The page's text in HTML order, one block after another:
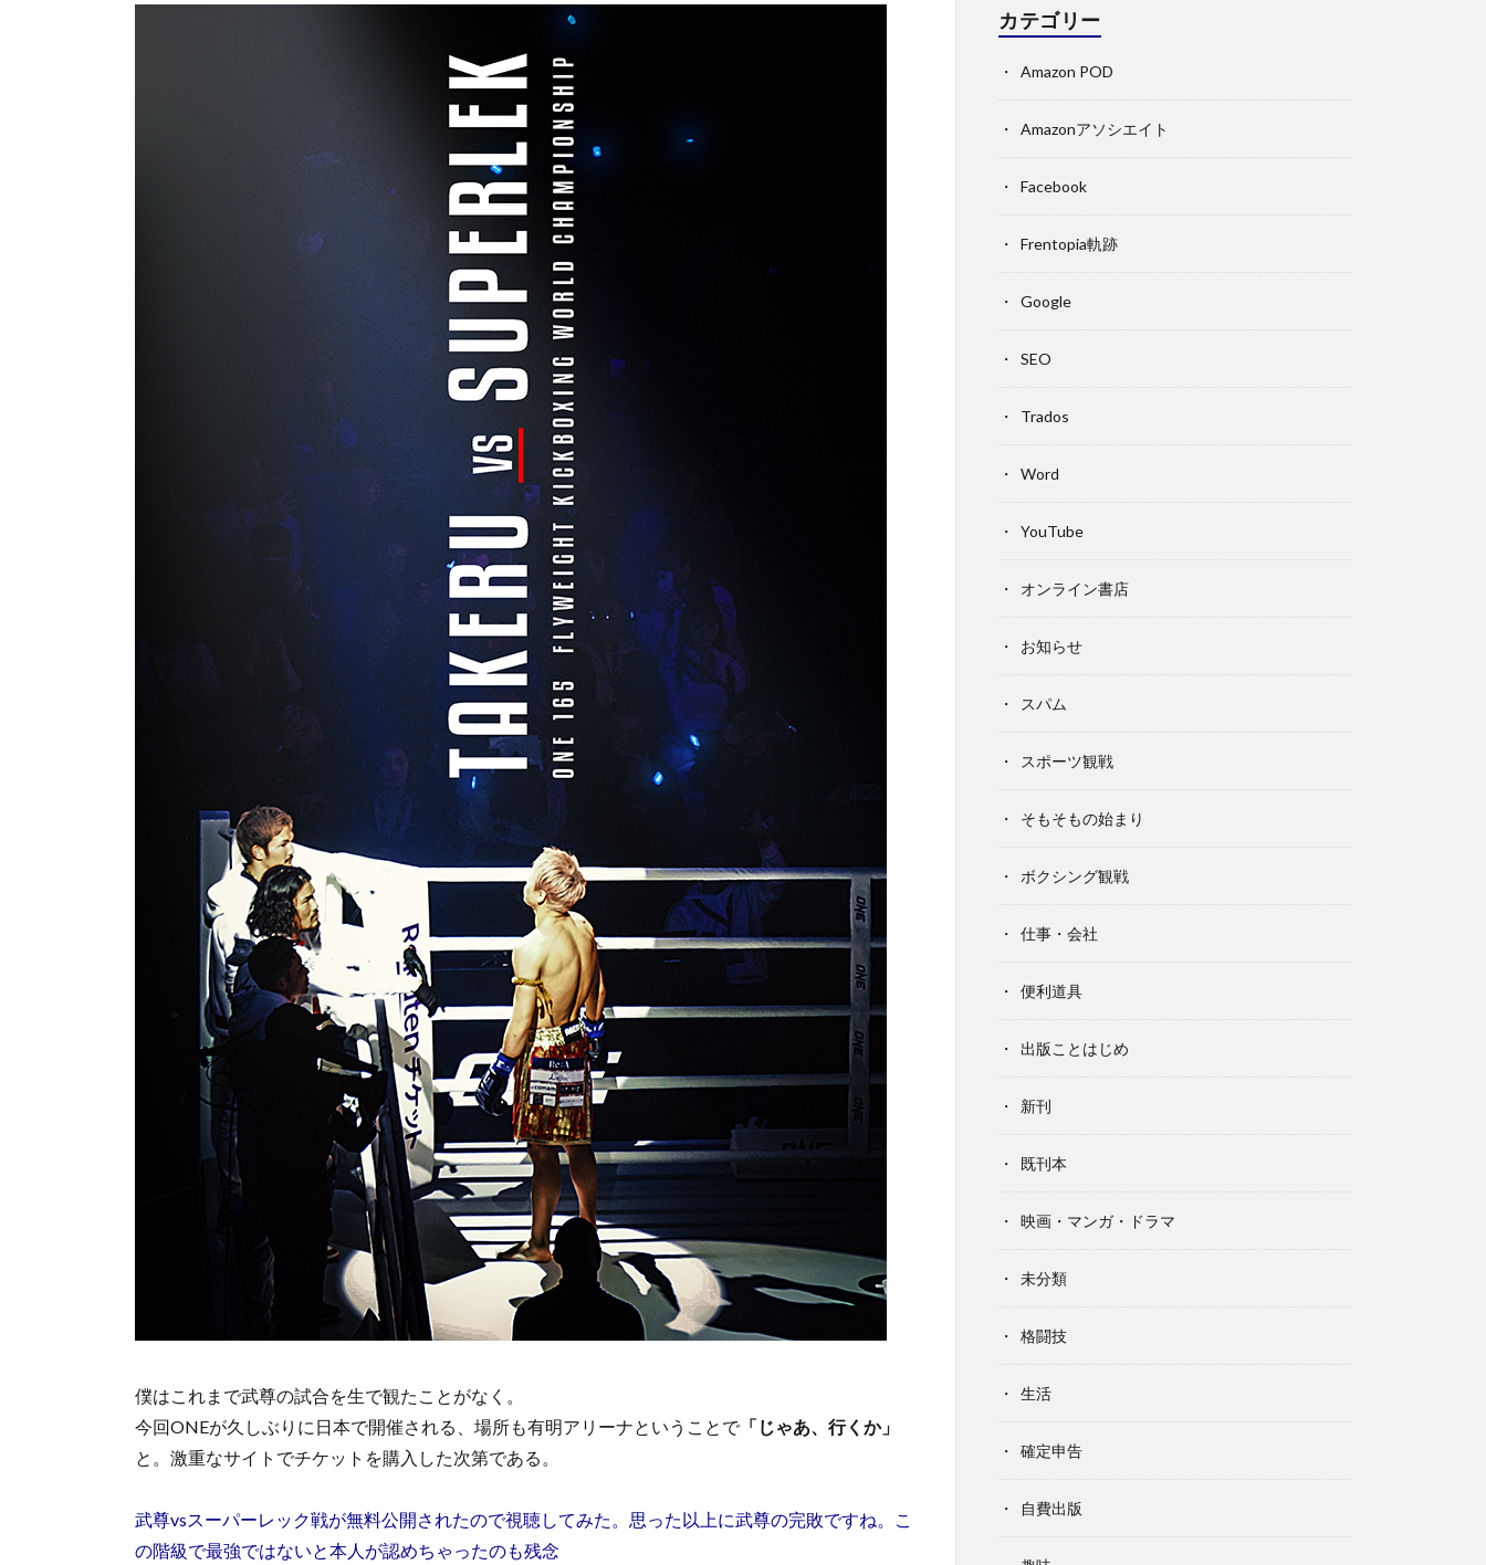
僕はこれまで武尊の試合を生で観たことがなく。
今回ONEが久しぶりに日本で開催される、場所も有明アリーナということで「じゃあ、行くか」
と。激重なサイトでチケットを購入した次第である。
武尊vsスーパーレック戦が無料公開されたので視聴してみた。思った以上に武尊の完敗ですね。こ
の階級で最強ではないと本人が認めちゃったのも残念
カテゴリー
Amazon POD
Amazonアソシエイト
Facebook
Frentopia軌跡
Google
SEO
Trados
Word
YouTube
オンライン書店
お知らせ
スパム
スポーツ観戦
そもそもの始まり
ボクシング観戦
仕事・会社
便利道具
出版ことはじめ
新刊
既刊本
映画・マンガ・ドラマ
未分類
格闘技
生活
確定申告
自費出版